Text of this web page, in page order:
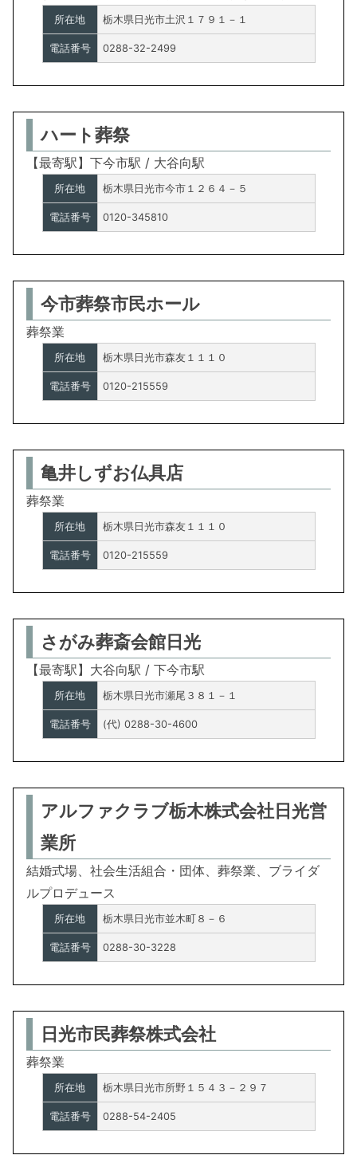
所在地 栃木県日光市土沢１７９１－１
電話番号 0288-32-2499
ハート葬祭
【最寄駅】下今市駅 / 大谷向駅
所在地 栃木県日光市今市１２６４－５
電話番号 0120-345810
今市葬祭市民ホール
葬祭業
所在地 栃木県日光市森友１１１０
電話番号 0120-215559
亀井しずお仏具店
葬祭業
所在地 栃木県日光市森友１１１０
電話番号 0120-215559
さがみ葬斎会館日光
【最寄駅】大谷向駅 / 下今市駅
所在地 栃木県日光市瀬尾３８１－１
電話番号 (代) 0288-30-4600
アルファクラブ栃木株式会社日光営
業所
結婚式場、社会生活組合・団体、葬祭業、ブライダ
ルプロデュース
所在地 栃木県日光市並木町８－６
電話番号 0288-30-3228
日光市民葬祭株式会社
葬祭業
所在地 栃木県日光市所野１５４３－２９７
電話番号 0288-54-2405